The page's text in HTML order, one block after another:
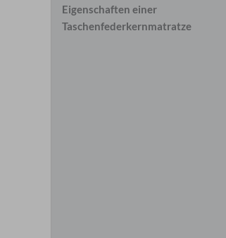
Eigenschaften einer
Taschenfederkernmatratze